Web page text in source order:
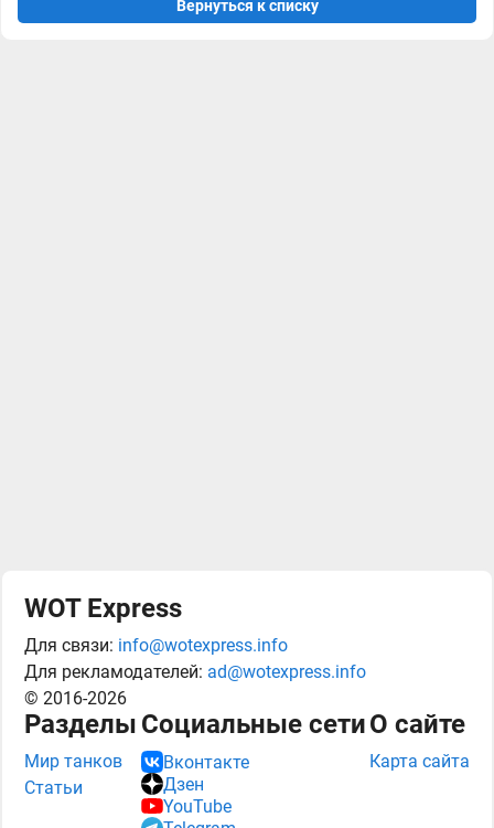
Вернуться к списку
WOT Express
Для связи: info@wotexpress.info
Для рекламодателей: ad@wotexpress.info
© 2016-2026
Разделы
Мир танков
Статьи
Социальные сети
Вконтакте
Дзен
YouTube
О сайте
Карта сайта